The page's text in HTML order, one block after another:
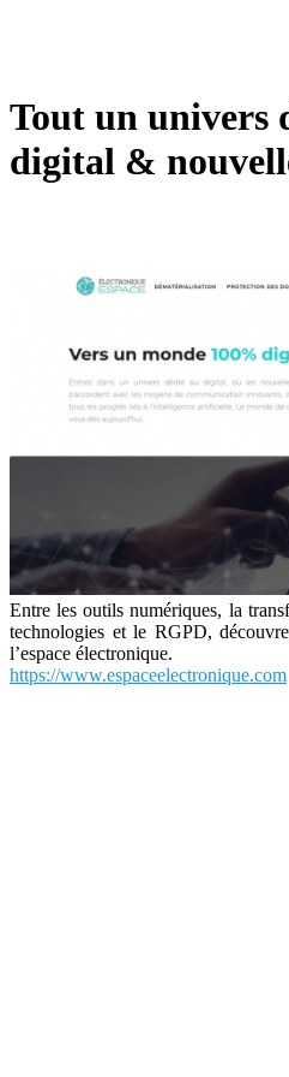
Tout un univers
digital &
Entre les outils numériques, la
technologies et le RGPD,
l’espace électronique.
https://www.espaceelectronique.com